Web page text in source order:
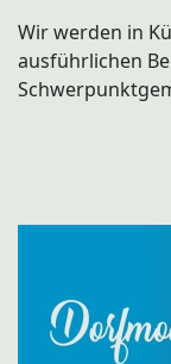
Wir werden in
ausführlichen